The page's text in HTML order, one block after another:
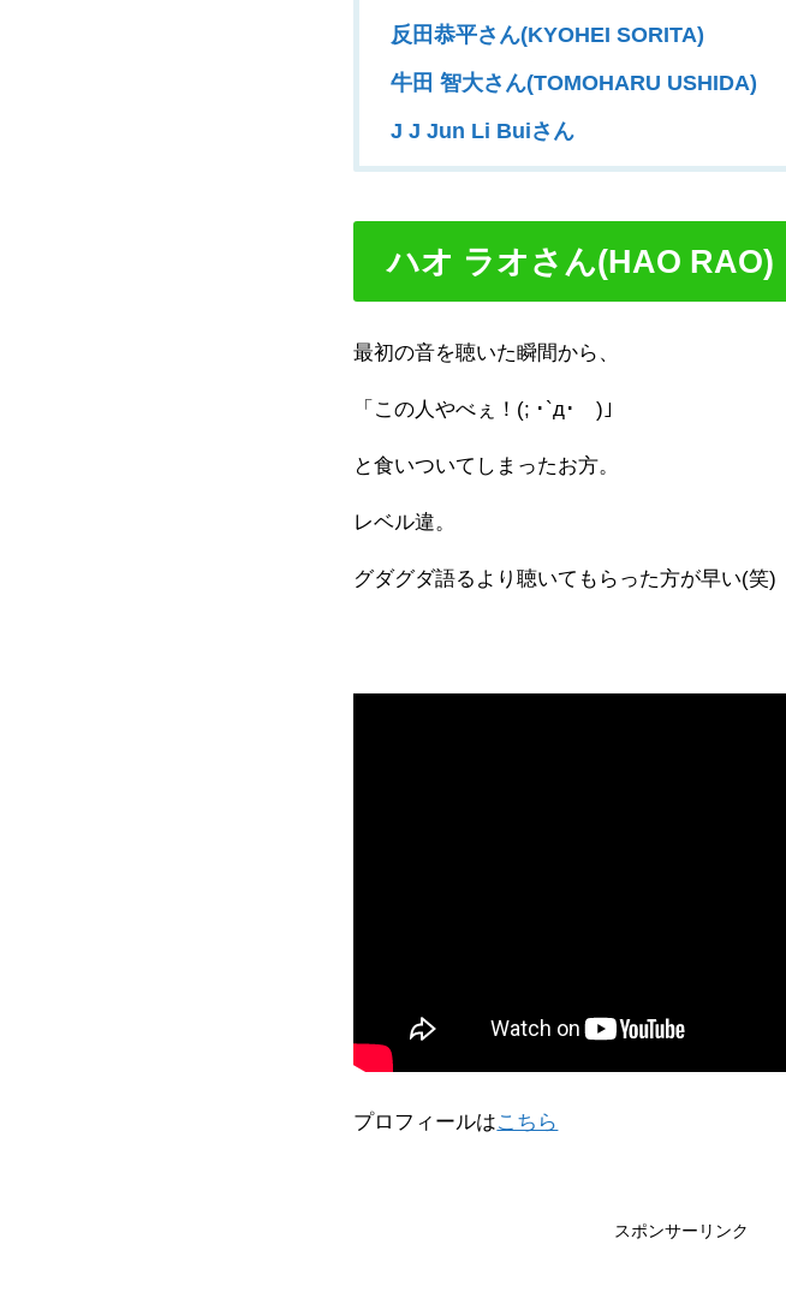
反田恭平さん(KYOHEI SORITA)
牛田 智大さん(TOMOHARU USHIDA)
J J Jun Li Buiさん
ハオ ラオさん(HAO RAO)
最初の音を聴いた瞬間から、
「この人やべぇ！(; ･`д･´)」
と食いついてしまったお方。
レベル違。
グダグダ語るより聴いてもらった方が早い(笑)
プロフィールはこちら
スポンサーリンク